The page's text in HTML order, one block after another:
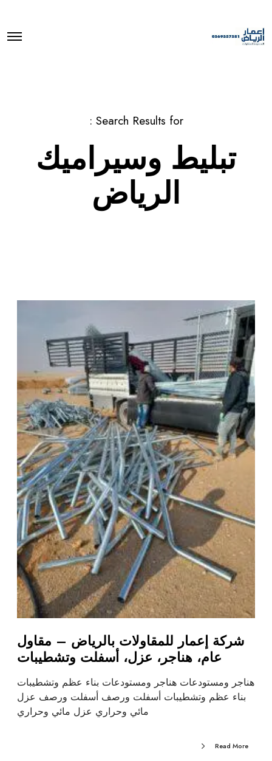
O
Search Results for :
تبليط وسيراميك
الرياض
شركة إعمار للمقاولات بالرياض – مقاول
عام، هناجر، عزل، أسفلت وتشطيبات
هناجر ومستودعات هناجر ومستودعات بناء عظم وتشطيبات
بناء عظم وتشطيبات أسفلت ورصف أسفلت ورصف عزل
مائي وحراري عزل مائي وحراري
Read More